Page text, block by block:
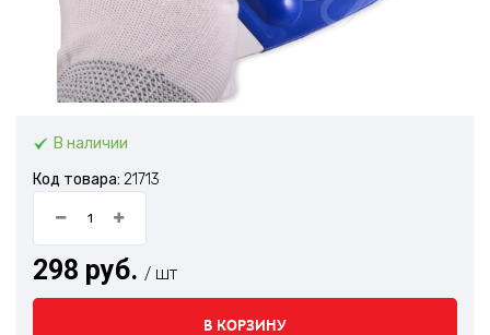
В наличии
Код товара: 21713
298 руб. / шт
В КОРЗИНУ